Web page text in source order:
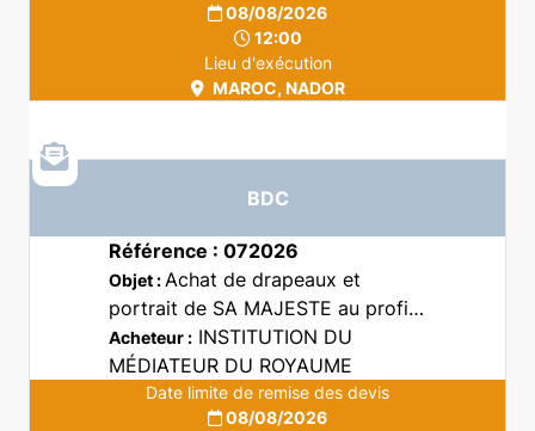
08/08/2026
12:00
Lieu d'exécution
MAROC, NADOR
BDC
Référence : 072026
Objet :Achat de drapeaux et
portrait de SA MAJESTE au profit
des Délégations Régionales de
l'Institution du Médiateur du
Royaume
Acheteur : INSTITUTION DU
MÉDIATEUR DU ROYAUME
Date limite de remise des devis
08/08/2026